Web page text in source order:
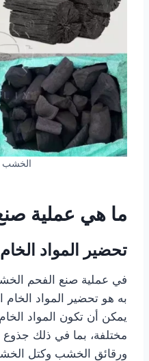
الخشب
ما هي عملية
تحضير المواد الخام
في عملية صنع الفحم
به هو تحضير المواد الخام
يمكن أن تكون المواد
مختلفة، بما في ذلك
ورقائق الخشب وكتل